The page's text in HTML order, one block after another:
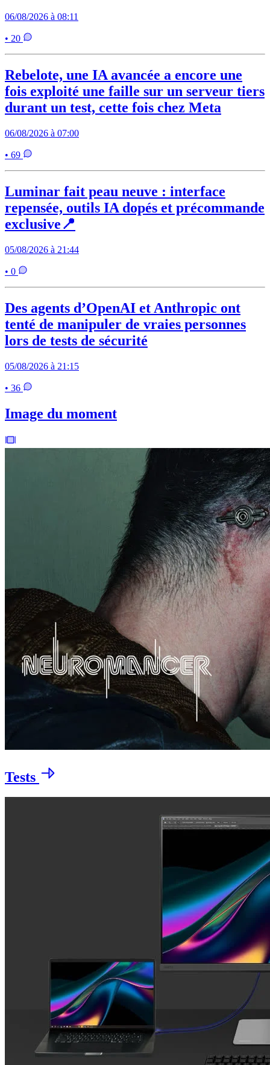
06/08/2026 à 08:11
• 20
Rebelote, une IA avancée a encore une
fois exploité une faille sur un serveur tiers
durant un test, cette fois chez Meta
06/08/2026 à 07:00
• 69
Luminar fait peau neuve : interface
repensée, outils IA dopés et précommande
exclusive📍
05/08/2026 à 21:44
• 0
Des agents d’OpenAI et Anthropic ont
tenté de manipuler de vraies personnes
lors de tests de sécurité
05/08/2026 à 21:15
• 36
Image du moment
Tests